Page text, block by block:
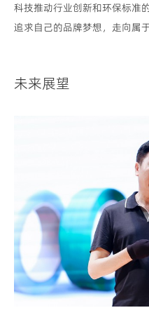
科技推动行业创新和环保标准
追求自己的品牌梦想，走向属
未来展望